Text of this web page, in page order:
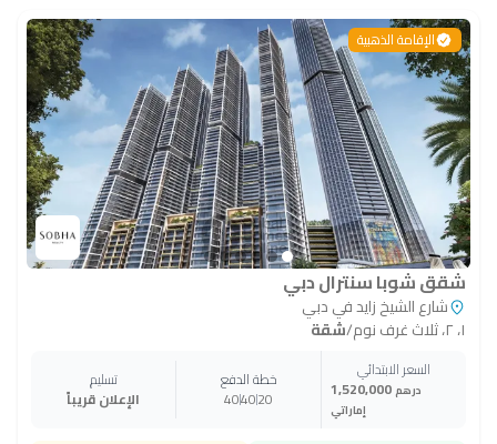
الإقامة الذهبية
شقق شوبا سنترال دبي
شارع الشيخ زايد في دبي
١، ٢، ثلاث غرف نوم
/شقة
السعر الابتدائي
1,520,000 درهم
إماراتي
خطة الدفع
20
40
40
تسليم
الإعلان قريباً